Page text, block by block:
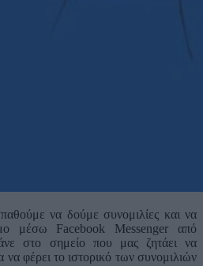
να δούμε συνομιλίες και να
μέσω Facebook Messenger από
στο σημείο που μας ζητάει να
φέρει το ιστορικό των συνομιλιών